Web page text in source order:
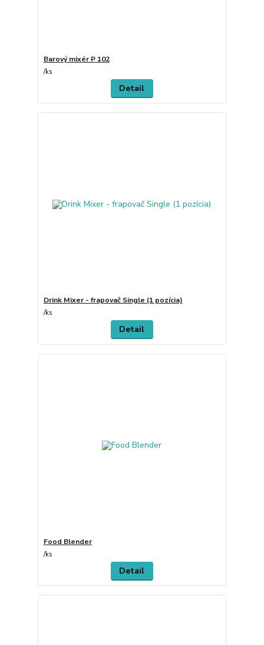
Barový mixér P 102
/ks
Detail
Drink Mixer - frapovač Single (1 pozícia)
/ks
Detail
Food Blender
/ks
Detail